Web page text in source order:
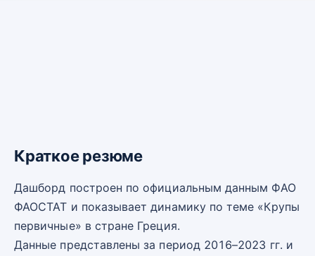
Краткое резюме
Дашборд построен по официальным данным ФАО
ФАОСТАТ и показывает динамику по теме «Крупы
первичные» в стране Греция.
Данные представлены за период 2016–2023 гг. и